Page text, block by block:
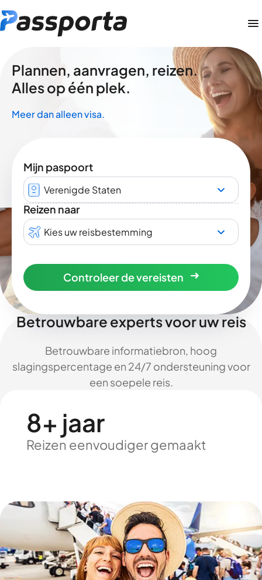
Plannen, aanvragen, reizen.
Alles op één plek.
Meer dan alleen visa.
Mijn paspoort
Verenigde Staten
Reizen naar
Kies uw reisbestemming
Controleer de vereisten
Betrouwbare experts voor uw reis
Betrouwbare informatiebron, hoog
slagingspercentage en 24/7 ondersteuning voor
een soepele reis.
8+ jaar
Reizen eenvoudiger gemaakt